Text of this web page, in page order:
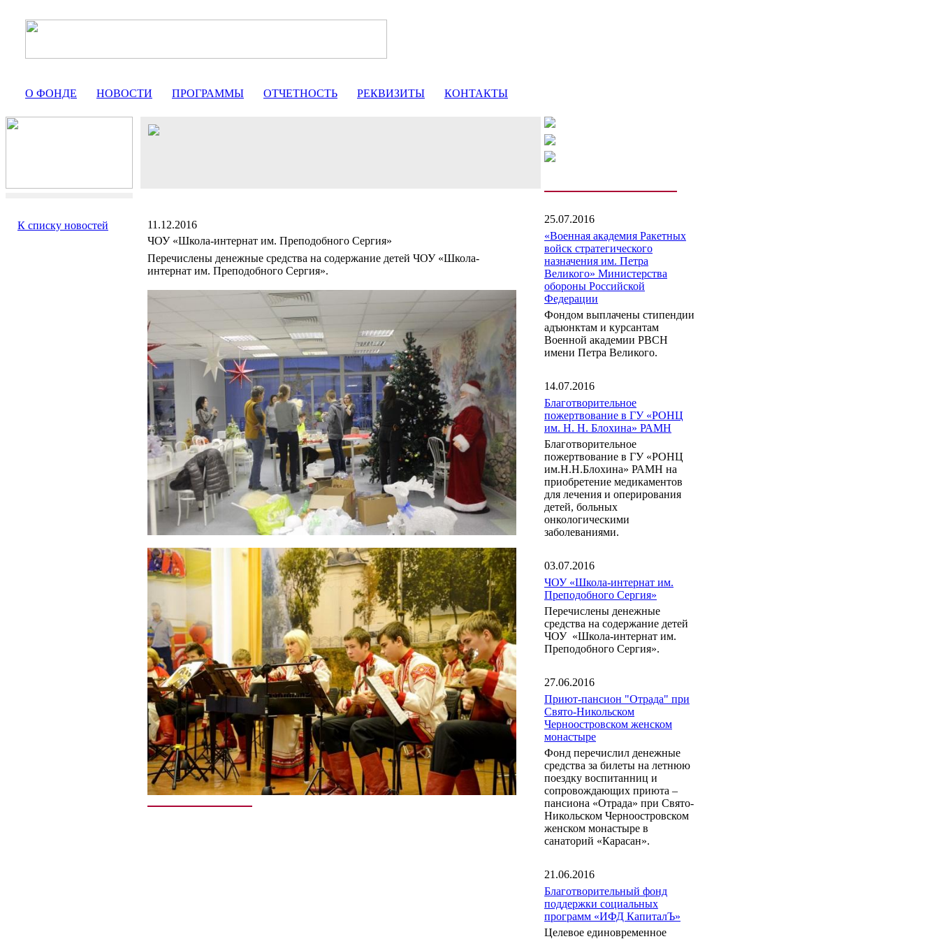
О ФОНДЕ НОВОСТИ ПРОГРАММЫ ОТЧЕТНОСТЬ РЕКВИЗИТЫ КОНТАКТЫ
К списку новостей
11.12.2016
ЧОУ «Школа-интернат им. Преподобного Сергия»
Перечислены денежные средства на содержание детей ЧОУ «Школа-
интернат им. Преподобного Сергия».
25.07.2016
«Военная академия Ракетных
войск стратегического
назначения им. Петра
Великого» Министерства
обороны Российской
Федерации
Фондом выплачены стипендии
адъюнктам и курсантам
Военной академии РВСН
имени Петра Великого.
14.07.2016
Благотворительное
пожертвование в ГУ «РОНЦ
им. Н. Н. Блохина» РАМН
Благотворительное
пожертвование в ГУ «РОНЦ
им.Н.Н.Блохина» РАМН на
приобретение медикаментов
для лечения и оперирования
детей, больных
онкологическими
заболеваниями.
03.07.2016
ЧОУ «Школа-интернат им.
Преподобного Сергия»
Перечислены денежные
средства на содержание детей
ЧОУ «Школа-интернат им.
Преподобного Сергия».
27.06.2016
Приют-пансион "Отрада" при
Свято-Никольском
Черноостровском женском
монастыре
Фонд перечислил денежные
средства за билеты на летнюю
поездку воспитанниц и
сопровождающих приюта –
пансиона «Отрада» при Свято-
Никольском Черноостровском
женском монастыре в
санаторий «Карасан».
21.06.2016
Благотворительный фонд
поддержки социальных
программ «ИФД КапиталЪ»
Целевое единовременное